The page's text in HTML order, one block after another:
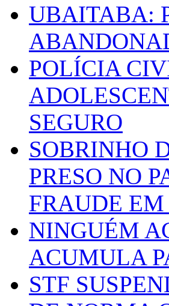
UBAITABA:
POLÍCIA
SEGURO
SOBRINHO
PRESO NO
FRAUDE
NINGUÉM
ACUMULA
STF